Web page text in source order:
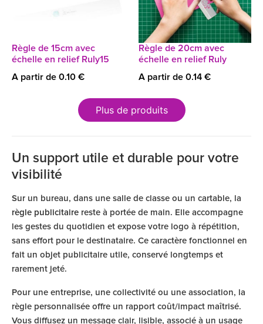
Règle de 15cm avec
échelle en relief Ruly15
A partir de 0.10 €
Règle de 20cm avec
échelle en relief Ruly
A partir de 0.14 €
Plus de produits
Un support utile et durable pour votre
visibilité
Sur un bureau, dans une salle de classe ou un cartable, la
règle publicitaire reste à portée de main. Elle accompagne
les gestes du quotidien et expose votre logo à répétition,
sans effort pour le destinataire. Ce caractère fonctionnel en
fait un objet publicitaire utile, conservé longtemps et
rarement jeté.
Pour une entreprise, une collectivité ou une association, la
règle personnalisée offre un rapport coût/impact maîtrisé.
Vous diffusez un message clair, lisible, associé à un usage